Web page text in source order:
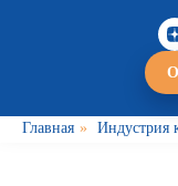
Главная » Индустрия